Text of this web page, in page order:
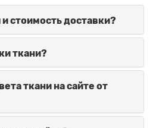
стоимость доставки?
ткани?
ткани на сайте от